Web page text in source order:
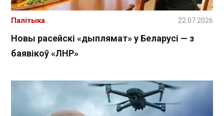
Новы расейскі «дыплямат» у Беларусі — з
баявікоў «ЛНР»
Палітыка 22.07.2026